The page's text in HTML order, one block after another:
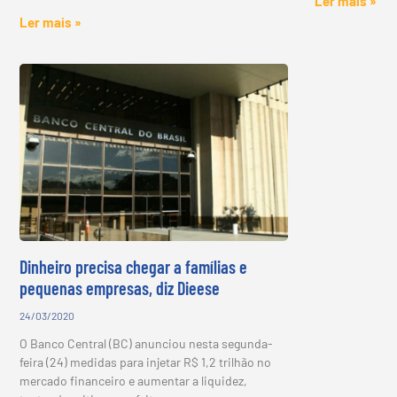
Ler mais »
Dinheiro precisa chegar a famílias e
pequenas empresas, diz Dieese
24/03/2020
O Banco Central (BC) anunciou nesta segunda-
feira (24) medidas para injetar R$ 1,2 trilhão no
mercado financeiro e aumentar a liquidez,